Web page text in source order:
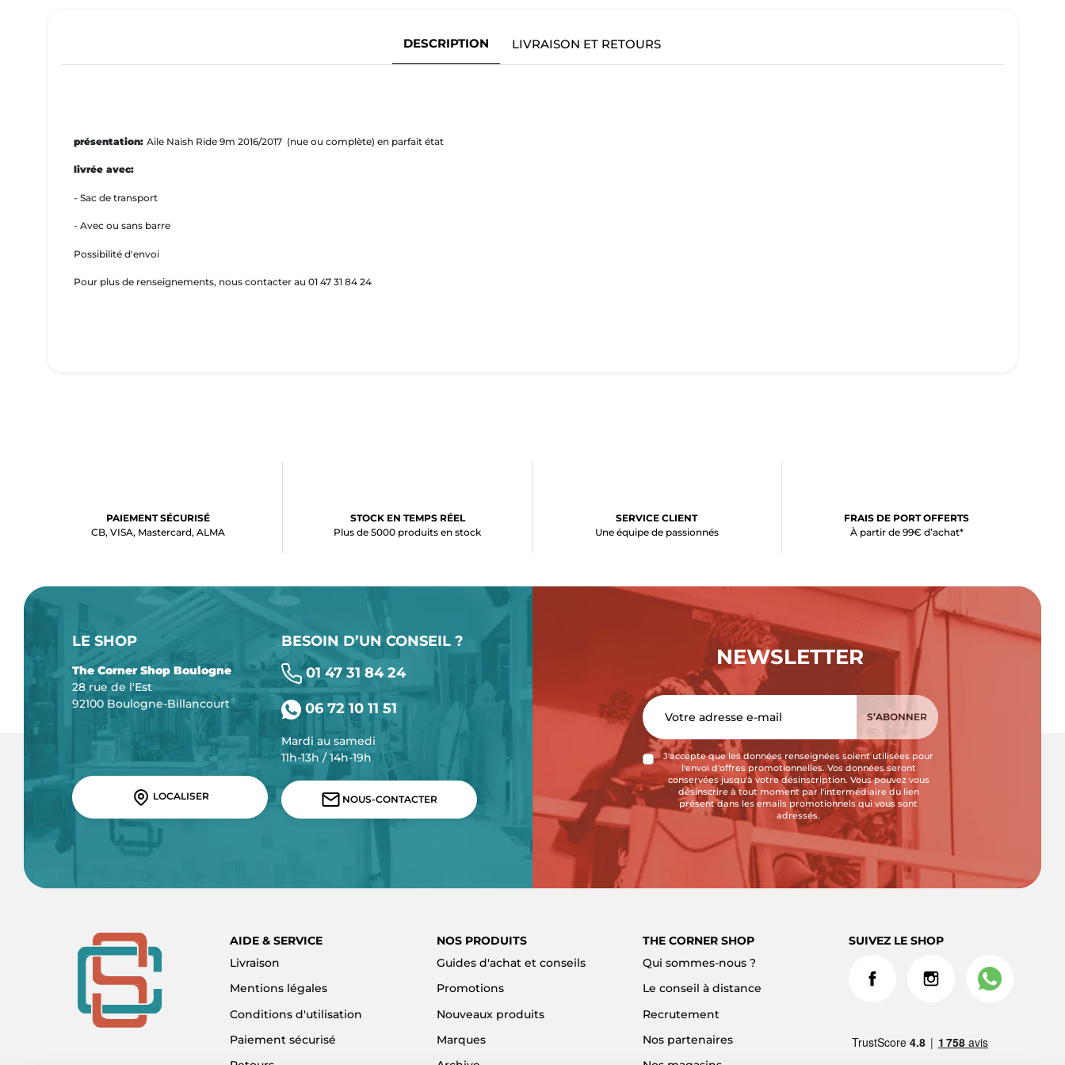
DESCRIPTION LIVRAISON ET RETOURS
présentation: Aile Naish Ride 9m 2016/2017 (nue ou complète) en parfait état
livrée avec:
- Sac de transport
- Avec ou sans barre
Possibilité d'envoi
Pour plus de renseignements, nous contacter au 01 47 31 84 24
PAIEMENT SÉCURISÉ
CB, VISA, Mastercard, ALMA
STOCK EN TEMPS RÉEL
Plus de 5000 produits en stock
SERVICE CLIENT
Une équipe de passionnés
FRAIS DE PORT OFFERTS
À partir de 99€ d’achat*
LE SHOP
The Corner Shop Boulogne
28 rue de l'Est
92100 Boulogne-Billancourt
LOCALISER
BESOIN D’UN CONSEIL ?
01 47 31 84 24
06 72 10 11 51
Mardi au samedi
11h-13h / 14h-19h
NOUS-CONTACTER
NEWSLETTER
J'accepte que les données renseignées soient utilisées pour
l'envoi d'offres promotionnelles. Vos données seront
conservées jusqu'à votre désinscription. Vous pouvez vous
désinscrire à tout moment par l'intermédiaire du lien
présent dans les emails promotionnels qui vous sont
adressés.
AIDE & SERVICE
Livraison
Mentions légales
Conditions d'utilisation
Paiement sécurisé
NOS PRODUITS
Guides d'achat et conseils
Promotions
Nouveaux produits
Marques
THE CORNER SHOP
Qui sommes-nous ?
Le conseil à distance
Recrutement
Nos partenaires
SUIVEZ LE SHOP